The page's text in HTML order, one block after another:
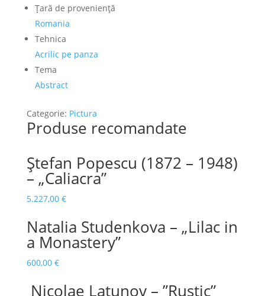
Ţară de provenienţă
Romania
Tehnica
Acrilic pe panza
Tema
Abstract
Categorie: Pictura
Produse recomandate
Ștefan Popescu (1872 – 1948)
– „Caliacra”
5.227,00 €
Natalia Studenkova – „Lilac in
a Monastery”
600,00 €
Nicolae Latunov – ”Rustic”